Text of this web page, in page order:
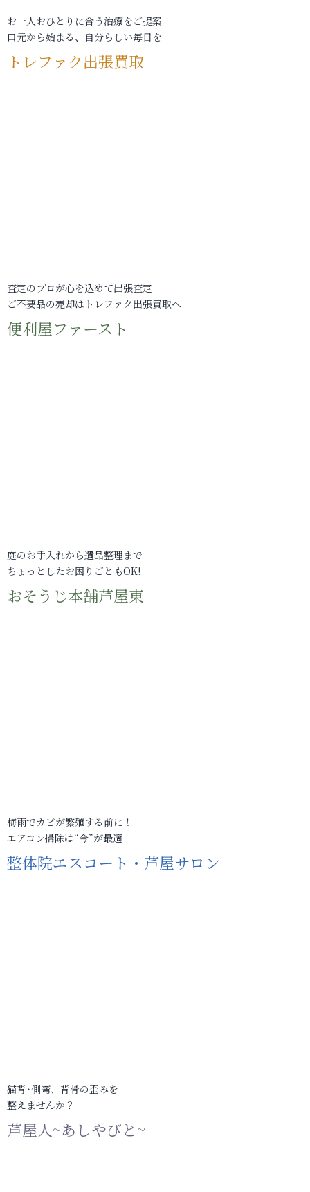
お一人おひとりに合う治療をご提案
口元から始まる、自分らしい毎日を
トレファク出張買取
査定のプロが心を込めて出張査定
ご不要品の売却はトレファク出張買取へ
便利屋ファースト
庭のお手入れから遺品整理まで
ちょっとしたお困りごともOK!
おそうじ本舗芦屋東
梅雨でカビが繁殖する前に！
エアコン掃除は“今”が最適
整体院エスコート・芦屋サロン
猫背･側弯、背骨の歪みを
整えませんか？
芦屋人~あしやびと~